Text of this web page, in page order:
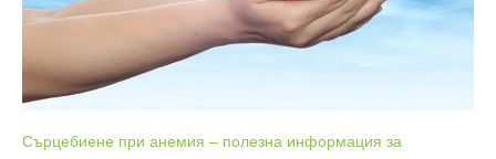
Сърцебиене при анемия – полезна информация за